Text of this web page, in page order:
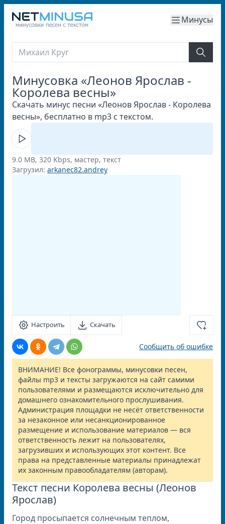
Минусы
Минусовка «Леонов Ярослав -
Королева весны»
Скачать минус песни «Леонов Ярослав - Королева
весны», бесплатно в mp3 с текстом.
9.0 MB, 320 Kbps, мастер, текст
Загрузил: arkanec82.andrey
Настроить Скачать
Сообщить об ошибке
ВНИМАНИЕ! Все фонограммы, минусовки песен,
файлы mp3 и тексты загружаются на сайт самими
пользователями и размещаются исключительно для
домашнего ознакомительного прослушивания.
Администрация площадки не несёт ответственности
за незаконное или несанкционированное
размещение и использование материалов — вся
ответственность лежит на пользователях,
загрузивших и использующих этот контент. Все
права на представленные материалы принадлежат
их законным правообладателям (авторам).
Текст песни Королева весны (Леонов
Ярослав)
Город просыпается солнечным теплом,